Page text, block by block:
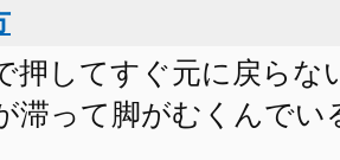
押してすぐ元に戻らな
滞って脚がむくんでい